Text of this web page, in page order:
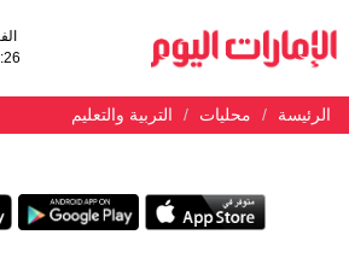
الرئيسة محليات التربية والتعليم